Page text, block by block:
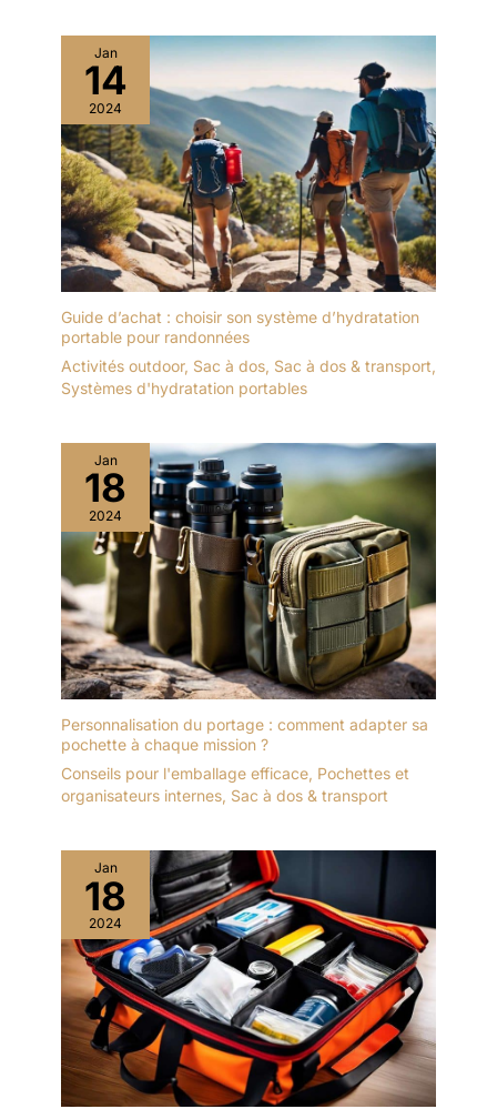
Jan
14
2024
Guide d’achat : choisir son système d’hydratation
portable pour randonnées
Activités outdoor, Sac à dos, Sac à dos & transport,
Systèmes d'hydratation portables
Jan
18
2024
Personnalisation du portage : comment adapter sa
pochette à chaque mission ?
Conseils pour l'emballage efficace, Pochettes et
organisateurs internes, Sac à dos & transport
Jan
18
2024